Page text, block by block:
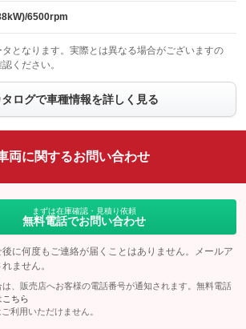
ト シートヒーター
：装備あり
フロントカメラ
：装備なし
全周囲カメラ
：装備なし
ルーフレール
：装備なし
ヘッドライトウォッシャー
6500rpm
となります。実際とは異なる場合がございますの
ください。
タログで車種情報を詳しく見る
両に関するお問い合わせ
まずは在庫確認・見積り依頼
無料電話でお問い合わせ
に何度もご連絡が届くことはありません。メールア
ません。
、販売店へお客様の電話番号が通知されます。無料電話
こちら
利用いただけません。